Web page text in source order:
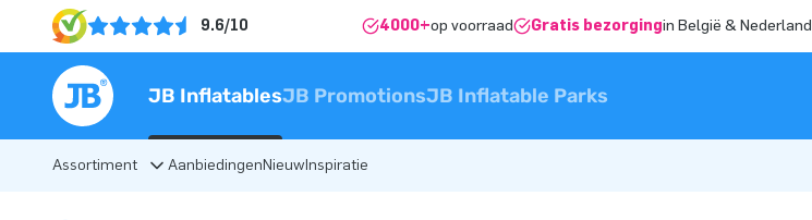
9.6/10 4000+op voorraad Gratis bezorgingin België & Nederland
JB InflatablesJB PromotionsJB Inflatable Parks
Assortiment AanbiedingenNieuwInspiratie